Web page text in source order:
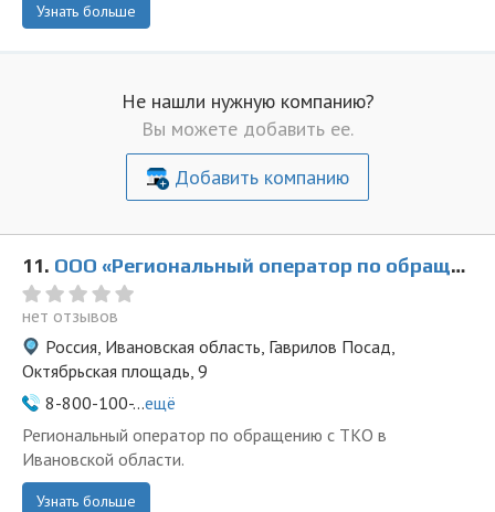
Узнать больше
Не нашли нужную компанию?
Вы можете добавить ее.
Добавить компанию
11. ООО «Региональный оператор по обращению с ТКО» в Гавриловом Посаде
нет отзывов
Россия, Ивановская область, Гаврилов Посад,
Октябрьская площадь, 9
8-800-100-...ещё
Региональный оператор по обращению с ТКО в
Ивановской области.
Узнать больше